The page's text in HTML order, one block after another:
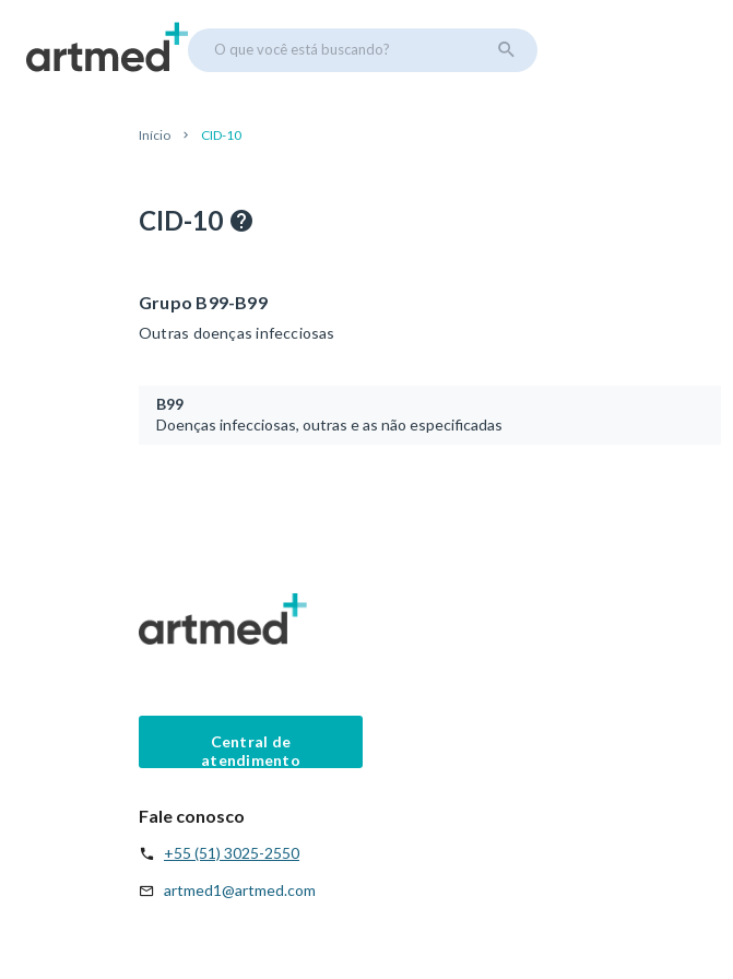
O que você está buscando?
Início CID-10
CID-10
Grupo B99-B99
Outras doenças infecciosas
B99
Doenças infecciosas, outras e as não especificadas
Central de
atendimento
Fale conosco
+55 (51) 3025-2550
artmed1@artmed.com